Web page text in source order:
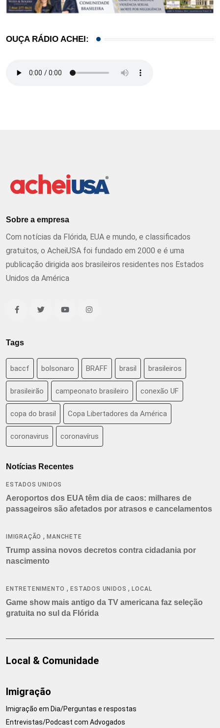
OUÇA RÁDIO ACHEI:
Sobre a empresa
Com notícias da Flórida, EUA e mundo, e classificados
gratuitos, o AcheiUSA foi fundado em 2000 e é uma
publicação dirigida aos brasileiros residentes nos Estados
Unidos da América
Tags
baccf bolsonaro BRAFF brasil brasileiros
brasileirão campeonato brasileiro conexão UF
copa do brasil Copa Libertadores da América
coronavirus coronavírus
Notícias Recentes
ESTADOS UNIDOS
Aeroportos dos EUA têm dia de caos: milhares de
passageiros são afetados por atrasos e cancelamentos
IMIGRAÇÃO ,MANCHETE
Trump assina novos decretos contra cidadania por
nascimento
ENTRETENIMENTO ,ESTADOS UNIDOS ,LOCAL
Game show mais antigo da TV americana faz seleção
gratuita no sul da Flórida
Local & Comunidade
Imigração
Imigração em Dia/Perguntas e respostas
Entrevistas/Podcast com Advogados